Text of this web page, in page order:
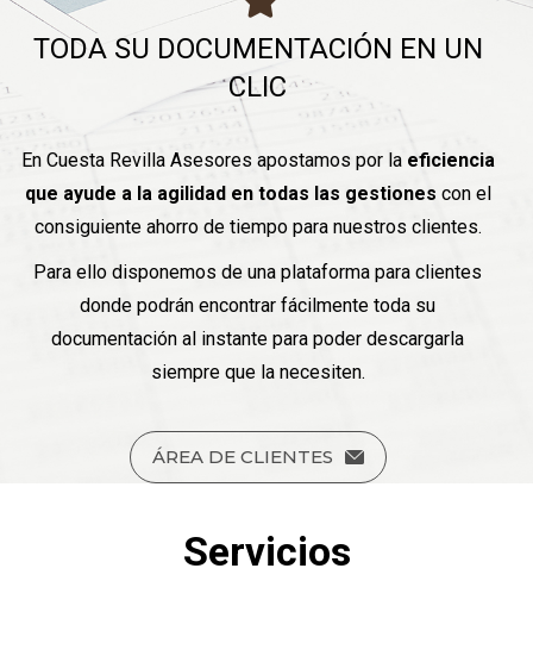
TODA SU DOCUMENTACIÓN EN UN
CLIC
En Cuesta Revilla Asesores apostamos por la eficiencia
que ayude a la agilidad en todas las gestiones con el
consiguiente ahorro de tiempo para nuestros clientes.
Para ello disponemos de una plataforma para clientes
donde podrán encontrar fácilmente toda su
documentación al instante para poder descargarla
siempre que la necesiten.
ÁREA DE CLIENTES
Servicios